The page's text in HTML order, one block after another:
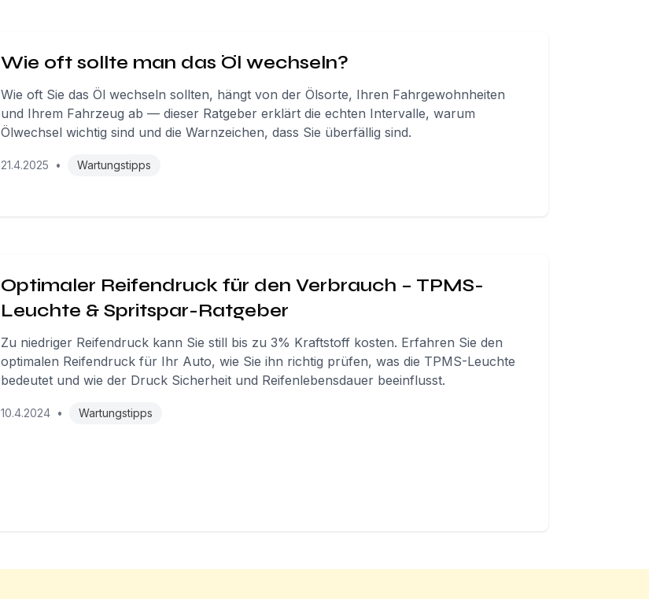
Wie oft sollte man das Öl wechseln?
Wie oft Sie das Öl wechseln sollten, hängt von der Ölsorte, Ihren Fahrgewohnheiten
und Ihrem Fahrzeug ab — dieser Ratgeber erklärt die echten Intervalle, warum
Ölwechsel wichtig sind und die Warnzeichen, dass Sie überfällig sind.
21.4.2025 • Wartungstipps
Optimaler Reifendruck für den Verbrauch – TPMS-
Leuchte & Spritspar-Ratgeber
Zu niedriger Reifendruck kann Sie still bis zu 3% Kraftstoff kosten. Erfahren Sie den
optimalen Reifendruck für Ihr Auto, wie Sie ihn richtig prüfen, was die TPMS-Leuchte
bedeutet und wie der Druck Sicherheit und Reifenlebensdauer beeinflusst.
10.4.2024 • Wartungstipps